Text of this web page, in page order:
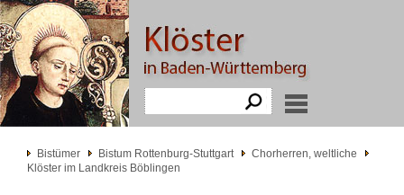
Bistümer Bistum Rottenburg-Stuttgart
Chorherren, weltliche
Klöster im Landkreis Böblingen